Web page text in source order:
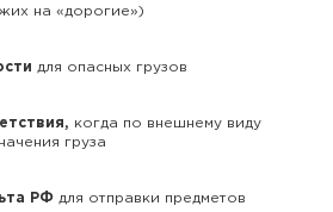
на «дорогие»)
для опасных грузов
когда по внешнему виду
груза
РФ для отправки предметов